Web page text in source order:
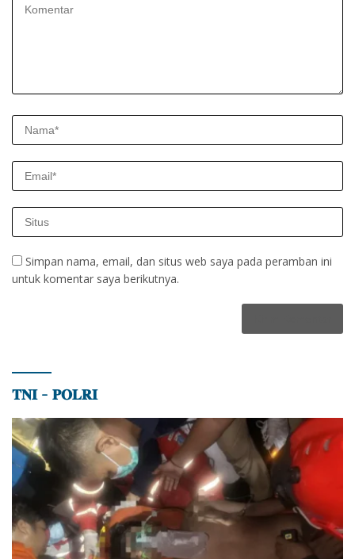
Simpan nama, email, dan situs web saya pada peramban ini
untuk komentar saya berikutnya.
𝐓𝐍𝐈 – 𝐏𝐎𝐋𝐑𝐈